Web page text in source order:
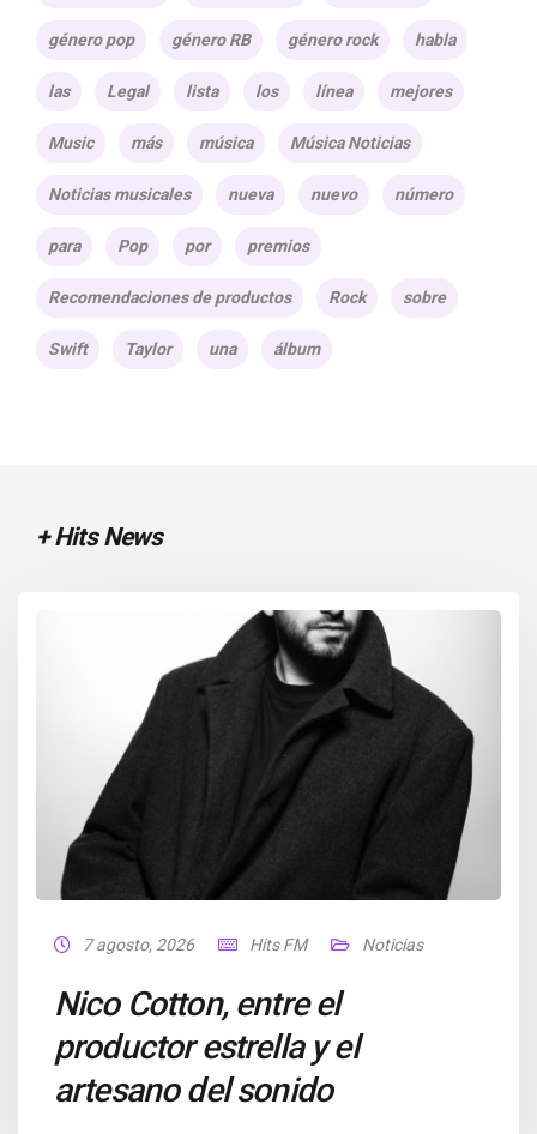
género pop género RB género rock habla
las Legal lista los línea mejores
Music más música Música Noticias
Noticias musicales nueva nuevo número
para Pop por premios
Recomendaciones de productos Rock sobre
Swift Taylor una álbum
+ Hits News
7 agosto, 2026 Hits FM Noticias
Nico Cotton, entre el
productor estrella y el
artesano del sonido